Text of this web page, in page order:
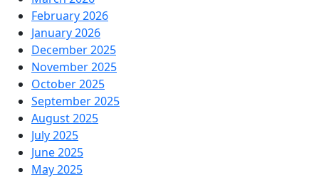
February 2026
January 2026
December 2025
November 2025
October 2025
September 2025
August 2025
July 2025
June 2025
May 2025